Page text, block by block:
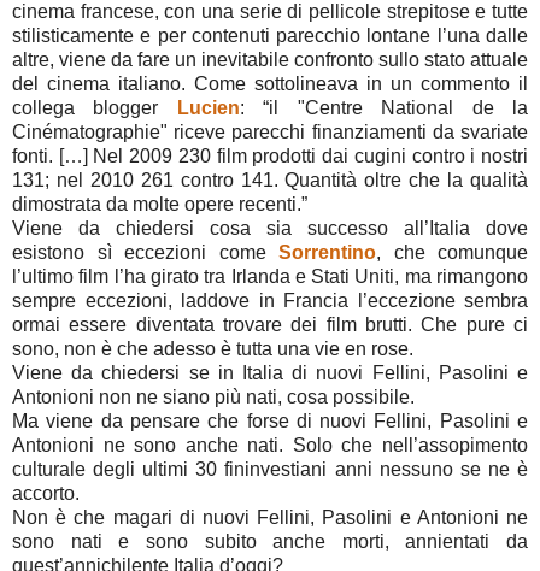
cinema francese, con una serie di pellicole strepitose e tutte
stilisticamente e per contenuti parecchio lontane l’una dalle
altre, viene da fare un inevitabile confronto sullo stato attuale
del cinema italiano. Come sottolineava in un commento il
collega blogger
Lucien: “il "Centre National de la
Cinématographie" riceve parecchi finanziamenti da svariate
fonti. […] Nel 2009 230 film prodotti dai cugini contro i nostri
131; nel 2010 261 contro 141. Quantità oltre che la qualità
dimostrata da molte opere recenti.”
Viene da chiedersi cosa sia successo all’Italia dove
esistono sì eccezioni come Sorrentino, che comunque
l’ultimo film l’ha girato tra Irlanda e Stati Uniti, ma rimangono
sempre eccezioni, laddove in Francia l’eccezione sembra
ormai essere diventata trovare dei film brutti. Che pure ci
sono, non è che adesso è tutta una vie en rose.
Viene da chiedersi se in Italia di nuovi Fellini, Pasolini e
Antonioni non ne siano più nati, cosa possibile.
Ma viene da pensare che forse di nuovi Fellini, Pasolini e
Antonioni ne sono anche nati. Solo che nell’assopimento
culturale degli ultimi 30 fininvestiani anni nessuno se ne è
accorto.
Non è che magari di nuovi Fellini, Pasolini e Antonioni ne
sono nati e sono subito anche morti, annientati da
quest’annichilente Italia d’oggi?